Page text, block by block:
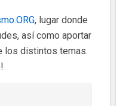
, lugar donde
así como aportar
los distintos temas.